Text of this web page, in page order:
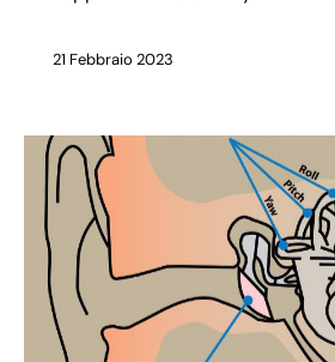
21 Febbraio 2023